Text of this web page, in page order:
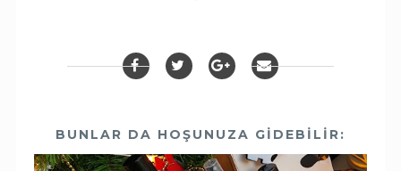
BUNLAR DA HOŞUNUZA GIDEBILIR: